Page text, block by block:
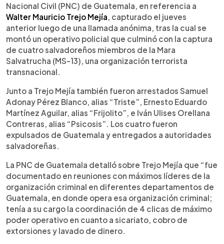
Nacional Civil (PNC) de Guatemala, en referencia a
Walter Mauricio Trejo Mejía , capturado el jueves
anterior luego de una llamada anónima, tras la cual se
montó un operativo policial que culminó con la captura
de cuatro salvadoreños miembros de la Mara
Salvatrucha (MS-13), una organización terrorista
transnacional.
Junto a Trejo Mejía también fueron arrestados Samuel
Adonay Pérez Blanco, alias “Triste”, Ernesto Eduardo
Martínez Aguilar, alias “Frijolito”, e Iván Ulises Orellana
Contreras, alias “Psicosis”. Los cuatro fueron
expulsados de Guatemala y entregados a autoridades
salvadoreñas.
La PNC de Guatemala detalló sobre Trejo Mejía que “fue
documentado en reuniones con máximos líderes de la
organización criminal en diferentes departamentos de
Guatemala, en donde opera esa organización criminal;
tenía a su cargo la coordinación de 4 clicas de máximo
poder operativo en cuanto a sicariato, cobro de
extorsiones y lavado de dinero.